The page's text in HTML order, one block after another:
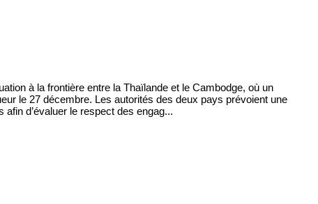
à la frontière entre la Thaïlande et le Cambodge, où un
le 27 décembre. Les autorités des deux pays prévoient une
d’évaluer le respect des engag...